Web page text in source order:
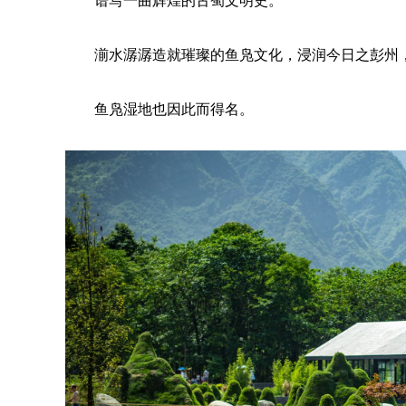
湔水潺潺造就璀璨的鱼凫文化，浸润今日之彭州
鱼凫湿地也因此而得名。